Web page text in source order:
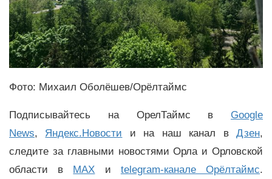
Фото: Михаил Оболёшев/Орёлтаймс
Подписывайтесь на ОрелТаймс в Google
News, Яндекс.Новости и на наш канал вДзен,
следите за главными новостями Орла и Орловской
области в MAX и telegram-канале Орёлтаймс.